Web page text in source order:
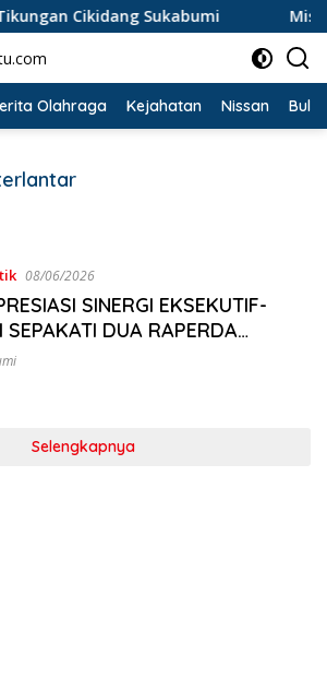
Cikidang Sukabumi
Olahraga Kejahatan Nissan
08/06/2026
SINERGI EKSEKUTIF-
SEPAKATI DUA RAPERDA
Selengkapnya